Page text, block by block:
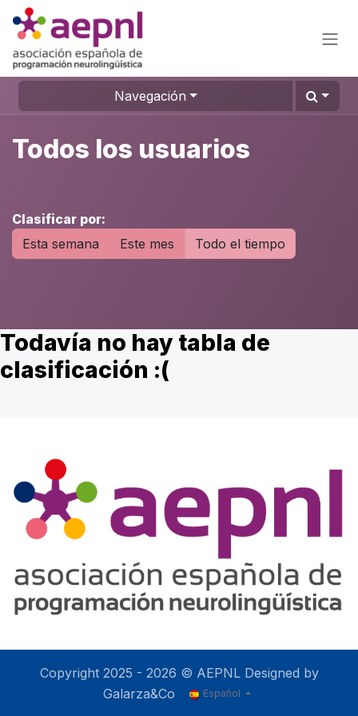
Ir al contenido
Navegación
Todos los usuarios
Clasificar por:
Esta semana
Este mes Todo el tiempo
Todavía no hay tabla de
clasificación :(
Copyright 2025 - 2026 © AEPNL Designed by
Galarza&Co
Español